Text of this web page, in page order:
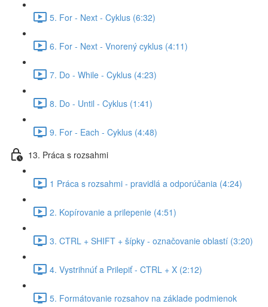
5. For - Next - Cyklus (6:32)
6. For - Next - Vnorený cyklus (4:11)
7. Do - While - Cyklus (4:23)
8. Do - Until - Cyklus (1:41)
9. For - Each - Cyklus (4:48)
13. Práca s rozsahmi
1 Práca s rozsahmi - pravidlá a odporúčania (4:24)
2. Kopírovanie a prilepenie (4:51)
3. CTRL + SHIFT + šípky - označovanie oblastí (3:20)
4. Vystrihnúť a Prilepiť - CTRL + X (2:12)
5. Formátovanie rozsahov na základe podmienok